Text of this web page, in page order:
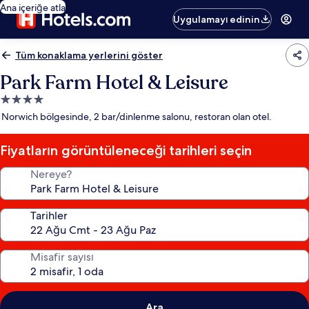
Ana içeriğe atla
Uygulamayı edinin
Tüm konaklama yerlerini göster
Park Farm Hotel & Leisure
4.0
yıldızlı
yeri
Norwich bölgesinde, 2 bar/dinlenme salonu, restoran olan otel.
Fiyatların görüntüleneceği tarihleri seçin
Nereye?
Tarihler
Misafir sayısı